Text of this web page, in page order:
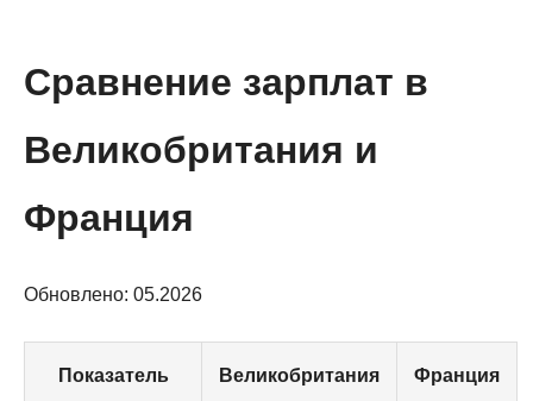
Сравнение зарплат в
Великобритания и
Франция
Обновлено: 05.2026
Показатель Великобритания Франция